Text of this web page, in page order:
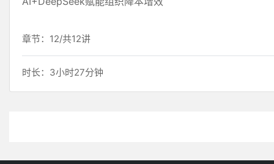
章节：12/共12讲
时长：3小时27分钟